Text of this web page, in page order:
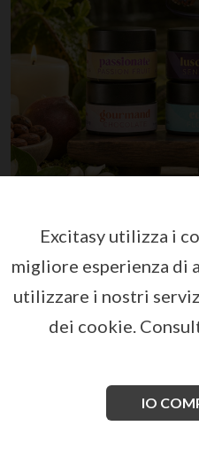
Excitasy utilizza i
migliore esperienza di
utilizzare i nostri
dei cookie.
IO